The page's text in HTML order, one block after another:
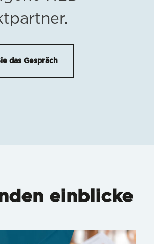
das Gespräch
einblicke